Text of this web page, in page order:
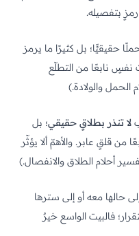
رمزٍ بتفصيله.
حقيقيًّا؛ بل كثيرًا ما يرمز
نفسٍ نابعًا من التطلّع
الحمل والولادة.)
لا تنذر بطلاقٍ حقيقي؛ بل
من قلقٍ عابر. والأهمّ ألا يؤثّر
أحلام الطلاق والانفصال.)
حالها معه أو إلى سترها
فالبيت الواسع خيرٌ